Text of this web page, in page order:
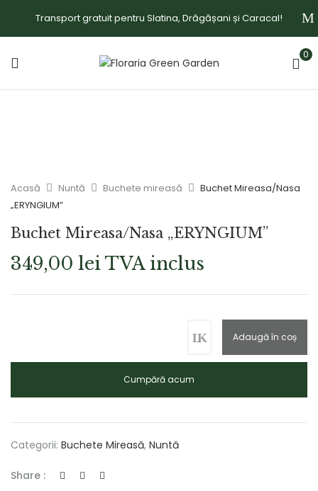
Transport gratuit pentru Slatina, Drăgășani și Caracal!
0
Acasă Nuntă Buchete mireasă
Buchet Mireasa/Nasa
„ERYNGIUM”
Buchet Mireasa/Nasa „ERYNGIUM”
349,00 leiTVA inclus
Adaugă în coș
Cumpără acum
Categorii: Buchete Mireasă, Nuntă
Share :